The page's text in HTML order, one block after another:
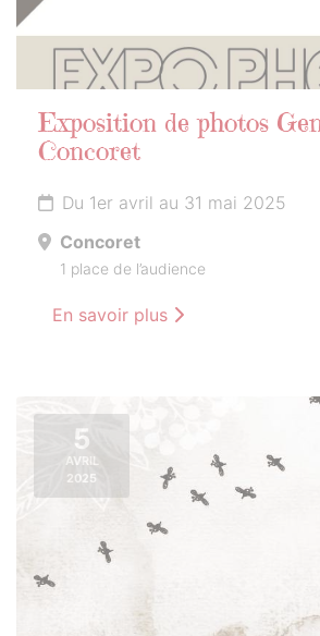
Exposition de photos
Concoret
Du 1er avril au 31 mai 2025
Concoret
1 place de l’audience
En savoir plus
5
AVRIL
2025